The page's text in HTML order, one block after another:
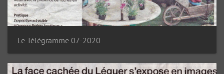
Le Télégramme 07-2020